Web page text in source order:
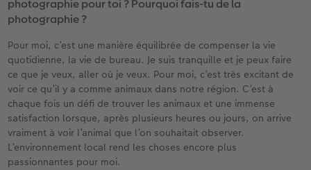
photographie pour toi ? Pourquoi fais-tu de la
photographie ?
Pour moi, c’est une manière équilibrée de compenser la vie
quotidienne, la vie de bureau. Je suis tranquille et je peux faire
ce que je veux, aller où je veux. Pour moi, c’est très excitant de
voir ce qu’il y a comme animaux dans notre région. C’est à
chaque fois un défi de trouver les animaux et une immense
satisfaction lorsque, après plusieurs heures ou jours, on arrive
vraiment à voir l’animal que l’on souhaitait observer.
L’environnement local rend les choses encore plus
passionnantes pour moi.